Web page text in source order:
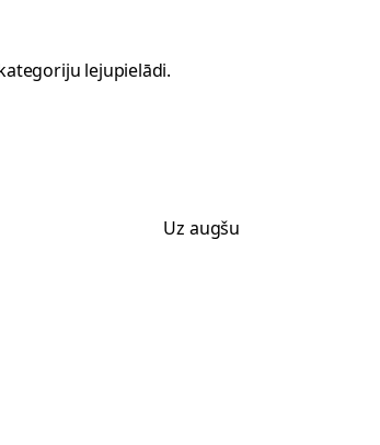
lejupielādi.
Uz augšu